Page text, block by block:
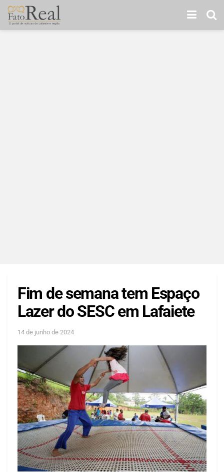
Fim de semana tem Espaço
Lazer do SESC em Lafaiete
14 de junho de 2024